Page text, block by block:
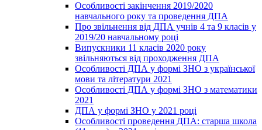
Особливості закінчення 2019/2020
навчального року та проведення ДПА
Про звільнення від ДПА учнів 4 та 9 класів у
2019/20 навчальному році
Випускники 11 класів 2020 року
звільняються від проходження ДПА
Особливості ДПА у формі ЗНО з української
мови та літератури 2021
Особливості ДПА у формі ЗНО з математики
2021
ДПА у формі ЗНО у 2021 році
Особливості проведення ДПА: старша школа